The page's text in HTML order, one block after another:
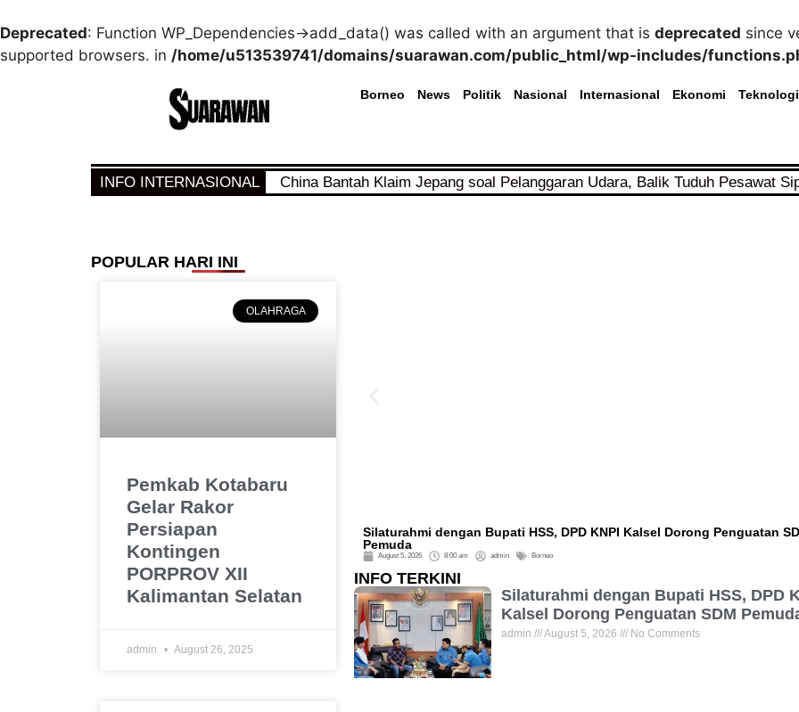
Deprecated: Function WP_Dependencies->add_data() was called with an argument that is deprecated since
supported browsers. in /home/u513539741/domains/suarawan.com/public_html/wp-includes/
Borneo News Politik Nasional Internasional Ekonomi Teknologi
INFO INTERNASIONAL China Bantah Klaim Jepang soal Pelanggaran Udara, Balik Tuduh Pesawat
POPULAR HARI INI
OLAHRAGA
Pemkab Kotabaru
Gelar Rakor
Persiapan
Kontingen
PORPROV XII
Kalimantan Selatan
admin August 26, 2025
Silaturahmi dengan Bupati HSS, DPD KNPI Kalsel Dorong Penguatan
Pemuda
August 5, 2026 8:00 am admin Borneo
INFO TERKINI
Silaturahmi dengan Bupati HSS, DPD
Kalsel Dorong Penguatan SDM
admin August 5, 2026 No Comments